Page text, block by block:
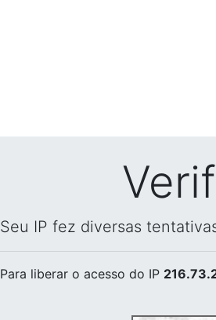
Seu IP fez diversas
Para liberar o acesso do IP